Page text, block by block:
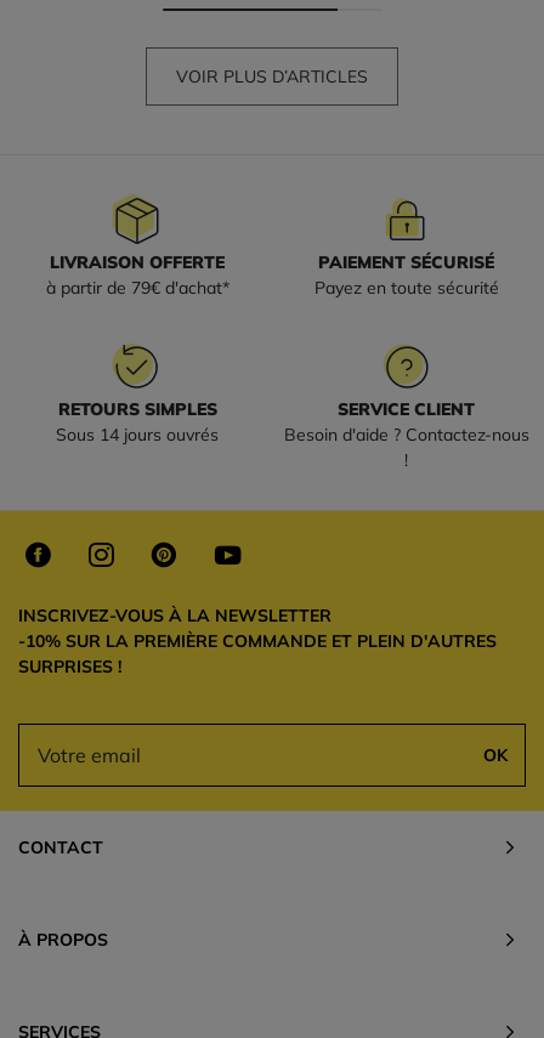
VOIR PLUS D’ARTICLES
LIVRAISON OFFERTE
à partir de 79€ d'achat*
PAIEMENT SÉCURISÉ
Payez en toute sécurité
RETOURS SIMPLES
Sous 14 jours ouvrés
SERVICE CLIENT
Besoin d'aide ? Contactez-nous
!
INSCRIVEZ-VOUS À LA NEWSLETTER
-10% SUR LA PREMIÈRE COMMANDE ET PLEIN D'AUTRES
SURPRISES !
OK
CONTACT
À PROPOS
SERVICES